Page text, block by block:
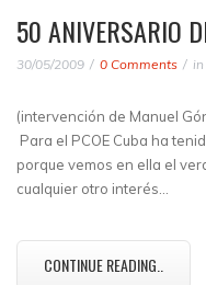
50 ANIVERSARIO
30/05/2009 0 Comments in
(intervención de Manuel
Para el PCOE Cuba ha
porque vemos en ella el
cualquier otro interés…
CONTINUE READING..